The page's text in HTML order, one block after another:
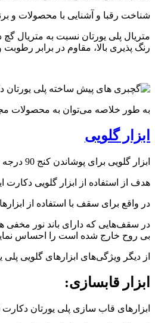
شناخت رقبا و آشنایی با محصولات و
متریال پلی یورتان نسبت به متریال
رنگ پذیری بالا، مقاوم در برابر
به طور خلاصه می‌توان به محصولات
ابزار گلویی
ابزار گلویی برای پوشاندن کنج 90 درجه محل اتصال سقف به دیوار، با هدف ایجاد مرزی بین سقف و دیوار پیشنهاد می‌گردد.
هدف از استفاده از ابزار گلویی
در واقع برای سقف با استفاده از
در سقف‌هایی که دارای باند نور مخفی
بی روح خارج شده است را احساس
از دیگر ویژگی‌های ابزارهای گلویی
ابزار قابسازی:
ابزارهای قاب سازی پلی یورتان